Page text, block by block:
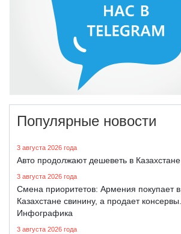
Популярные новости
3 августа 2026 года
Авто продолжают дешеветь в Казахстане
3 августа 2026 года
Смена приоритетов: Армения покупает в
Казахстане свинину, а продает консервы.
Инфографика
3 августа 2026 года